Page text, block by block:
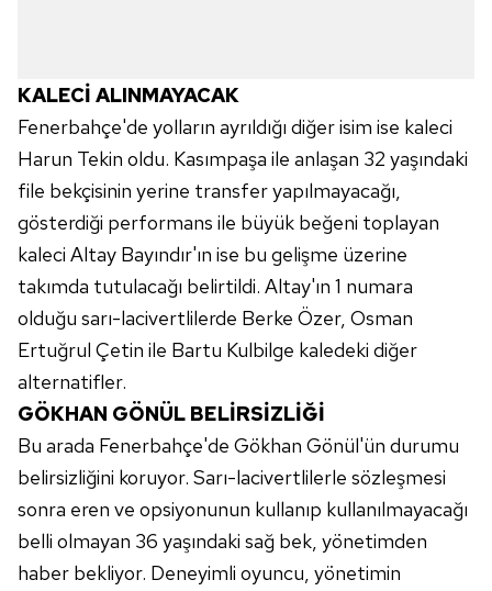
KALECİ ALINMAYACAK
Fenerbahçe'de yolların ayrıldığı diğer isim ise kaleci
Harun Tekin oldu. Kasımpaşa ile anlaşan 32 yaşındaki
file bekçisinin yerine transfer yapılmayacağı,
gösterdiği performans ile büyük beğeni toplayan
kaleci Altay Bayındır'ın ise bu gelişme üzerine
takımda tutulacağı belirtildi. Altay'ın 1 numara
olduğu sarı-lacivertlilerde Berke Özer, Osman
Ertuğrul Çetin ile Bartu Kulbilge kaledeki diğer
alternatifler.
GÖKHAN GÖNÜL BELİRSİZLİĞİ
Bu arada Fenerbahçe'de Gökhan Gönül'ün durumu
belirsizliğini koruyor. Sarı-lacivertlilerle sözleşmesi
sonra eren ve opsiyonunun kullanıp kullanılmayacağı
belli olmayan 36 yaşındaki sağ bek, yönetimden
haber bekliyor. Deneyimli oyuncu, yönetimin